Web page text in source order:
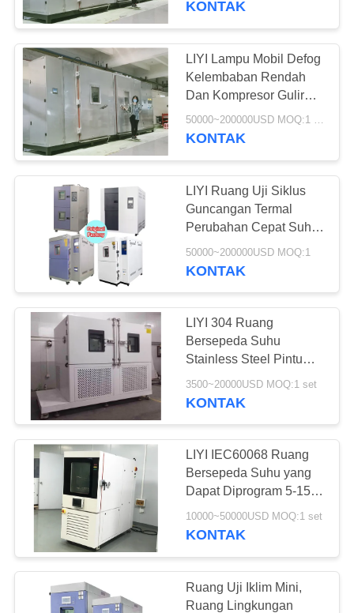
KONTAK
LIYI Lampu Mobil Defog
Kelembaban Rendah
Dan Kompresor Gulir
Ruang Bersepeda Suhu
50000~200000USD MOQ:1 set
KONTAK
LIYI Ruang Uji Siklus
Guncangan Termal
Perubahan Cepat Suhu
Tinggi Rendah 80L
Instrumen Perubahan
50000~200000USD MOQ:1
KONTAK
LIYI 304 Ruang
Bersepeda Suhu
Stainless Steel Pintu
Ganda Lebar 1,5m
3500~20000USD MOQ:1 set
KONTAK
LIYI IEC60068 Ruang
Bersepeda Suhu yang
Dapat Diprogram 5-15
℃ / Min 3 Fase 380V
10000~50000USD MOQ:1 set
KONTAK
Ruang Uji Iklim Mini,
Ruang Lingkungan